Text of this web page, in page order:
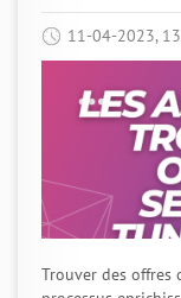
11-04-2023,
Trouver des offres